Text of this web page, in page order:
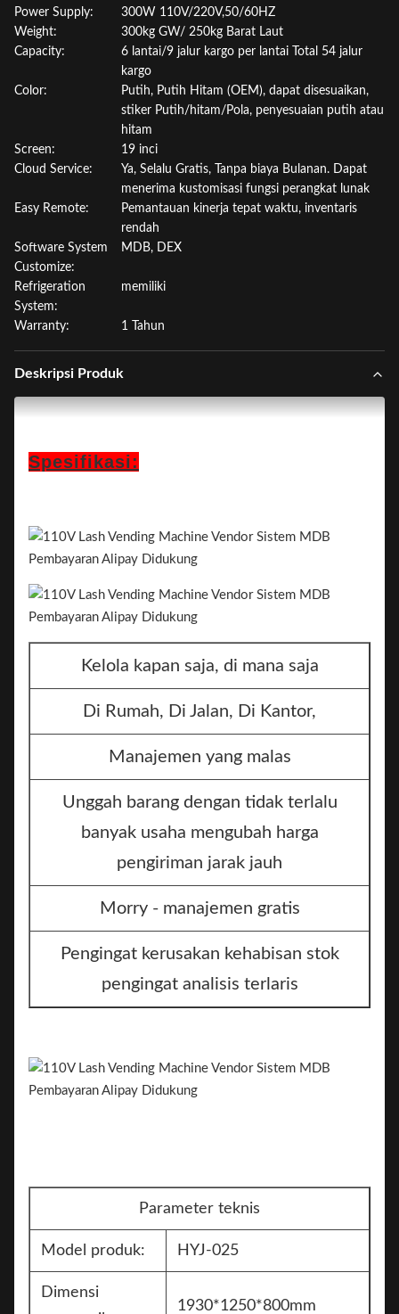
Power Supply:
300W 110V/220V,50/60HZ
Weight:
300kg GW/ 250kg Barat Laut
Capacity:
6 lantai/9 jalur kargo per lantai Total 54 jalur
kargo
Color:
Putih, Putih Hitam (OEM), dapat disesuaikan,
stiker Putih/hitam/Pola, penyesuaian putih atau
hitam
Screen:
19 inci
Cloud Service:
Ya, Selalu Gratis, Tanpa biaya Bulanan. Dapat
menerima kustomisasi fungsi perangkat lunak
Easy Remote:
Pemantauan kinerja tepat waktu, inventaris
rendah
Software System
Customize:
MDB, DEX
Refrigeration
System:
memiliki
Warranty: 1 Tahun
Deskripsi Produk
Spesifikasi:
Kelola kapan saja, di mana saja
Di Rumah, Di Jalan, Di Kantor,
Manajemen yang malas
Unggah barang dengan tidak terlalu
banyak usaha mengubah harga
pengiriman jarak jauh
Morry - manajemen gratis
Pengingat kerusakan kehabisan stok
pengingat analisis terlaris
Parameter teknis
Model produk: HYJ-025
Dimensi
1930*1250*800mm